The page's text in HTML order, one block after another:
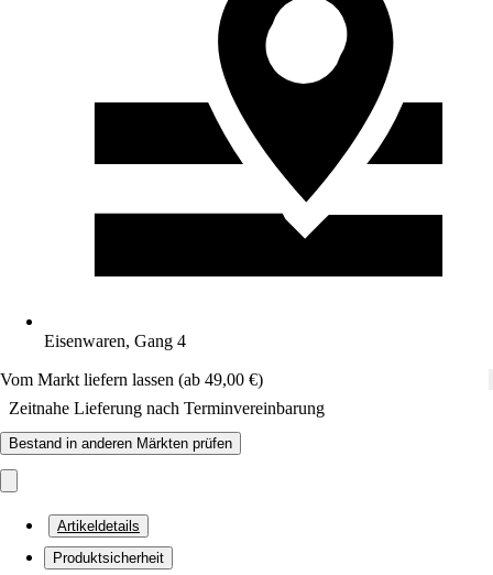
Eisenwaren, Gang 4
Vom Markt liefern lassen (ab 49,00 €)
Zeitnahe Lieferung nach Terminvereinbarung
Bestand in anderen Märkten prüfen
Artikeldetails
Produktsicherheit